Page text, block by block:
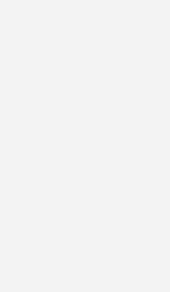
Gebäude:
schaffen
2024 mit rund
im Neubau
Gründer zeigen
Branche